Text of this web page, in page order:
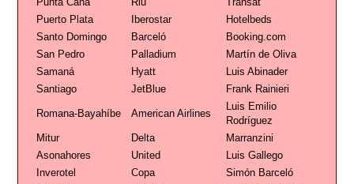
Puerto Plata
Iberostar
Hotelbeds
Santo Domingo
Barceló
Booking.com
San Pedro
Palladium
Martín de Oliva
Samaná
Hyatt
Luis Abinader
Santiago
JetBlue Frank Rainieri
Romana-Bayahíbe American Airlines
Luis Emilio
Rodríguez
Mitur
Delta
Marranzini
Asonahores
United
Luis Gallego
Inverotel
Copa
Simón Barceló